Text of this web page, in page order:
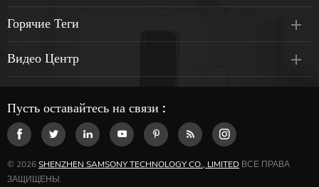
Горячие Теги
Видео Центр
Пусть оставайтесь на связи :
© 2026SHENZHEN SAMSONY TECHNOLOGY CO., LIMITED ВСЕ ПРАВА
ЗАЩИЩЕНЫ.